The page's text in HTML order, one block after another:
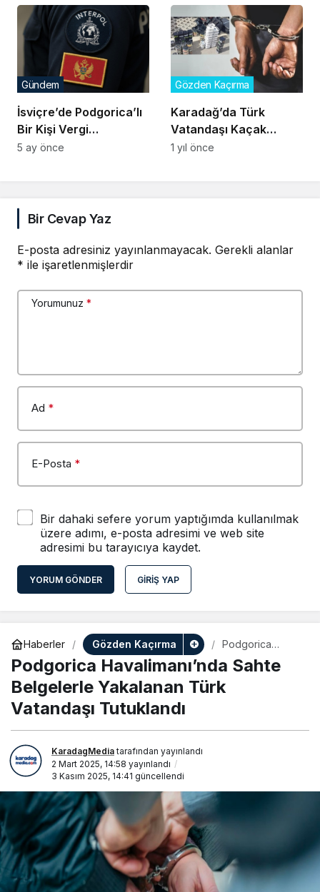
İsviçre’de Podgorica’lı
Bir Kişi Vergi
Kaçakçılığından
Gündem
5 ay önce
Karadağ’da Türk
Vatandaşı Kaçak
Tütünle Yakalandı
Gözden Kaçırma
1 yıl önce
Bir Cevap Yaz
E-posta adresiniz yayınlanmayacak. Gerekli alanlar
* ile işaretlenmişlerdir
Yorumunuz *
Ad *
E-Posta *
Bir dahaki sefere yorum yaptığımda kullanılmak
üzere adımı, e-posta adresimi ve web site
adresimi bu tarayıcıya kaydet.
YORUM GÖNDER GIRIŞ YAP
Haberler Gözden Kaçırma
Podgorica
Sahte Belgelerle
Vatandaşı
Podgorica Havalimanı’nda Sahte
Belgelerle Yakalanan Türk
Vatandaşı Tutuklandı
KaradagMediatarafından yayınlandı
2 Mart 2025, 14:58 yayınlandı
3 Kasım 2025, 14:41 güncellendi